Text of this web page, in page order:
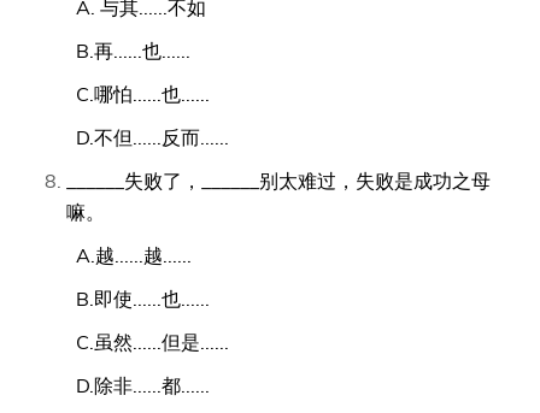
A. 与其......不如
B.再......也......
C.哪怕......也......
D.不但......反而......
______失败了，______别太难过，失败是成功之母
嘛。
A.越......越......
B.即使......也......
C.虽然......但是......
D.除非......都......